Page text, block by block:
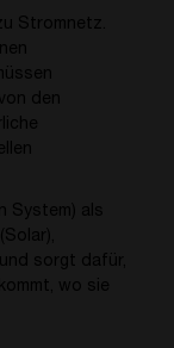
Stromnetz.
den
System) als
sorgt dafür,
wo sie